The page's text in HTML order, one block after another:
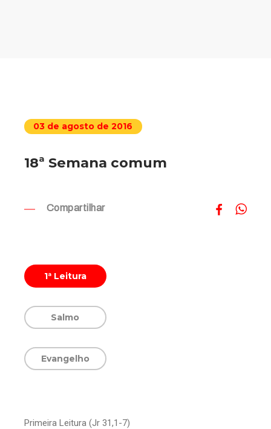
03 de agosto de 2016
18ª Semana comum
Compartilhar
1ª Leitura
Salmo
Evangelho
Primeira Leitura (Jr 31,1-7)